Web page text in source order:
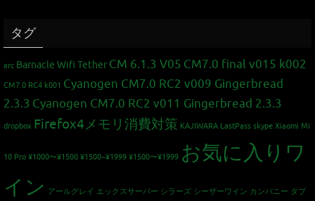
タグ
arc Barnacle Wifi Tether CM 6.1.3 V05 CM7.0 final v015 k002
CM7.0 RC4 k001 Cyanogen CM7.0 RC2 v009 Gingerbread
2.3.3 Cyanogen CM7.0 RC2 v011 Gingerbread 2.3.3
dropbox Firefox4メモリ消費対策 KAJIWARA LastPass skype Xiaomi Mi
10 Pro ¥1000〜¥1500 ¥1500~¥1999 ¥1500〜¥1999 お気に入りワ
イン アールグレイ エックスサーバー シラーズ シーザーワイン カンパニー タブ